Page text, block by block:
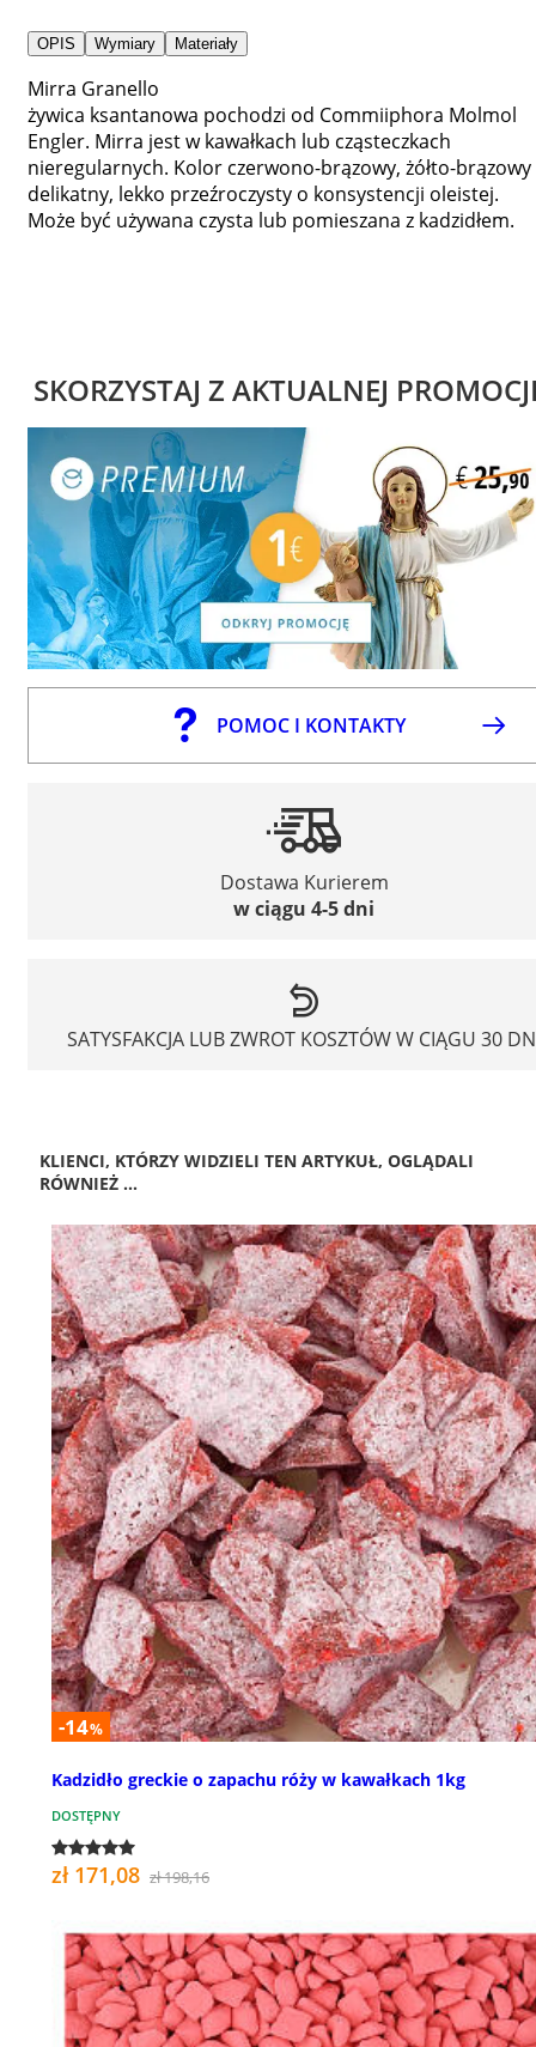
OPIS Wymiary Materiały
Mirra Granello
żywica ksantanowa pochodzi od Commiiphora Molmol
Engler. Mirra jest w kawałkach lub cząsteczkach
nieregularnych. Kolor czerwono-brązowy, żółto-brązowy
delikatny, lekko przeźroczysty o konsystencji oleistej.
Może być używana czysta lub pomieszana z kadzidłem.
SKORZYSTAJ Z AKTUALNEJ
POMOC I KONTAKTY
Dostawa Kurierem
w ciągu 4-5 dni
SATYSFAKCJA LUB ZWROT KOSZTÓW W CIĄGU 30
KLIENCI, KTÓRZY WIDZIELI TEN ARTYKUŁ, OGLĄDALI
RÓWNIEŻ ...
-14%
Kadzidło greckie o zapachu róży w kawałkach 1kg
DOSTĘPNY
zł 171,08 zł 198,16